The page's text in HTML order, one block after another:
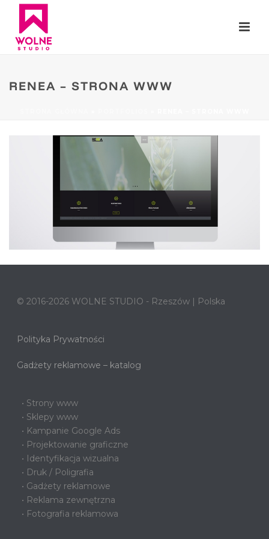
RENEA – STRONA WWW
© 2016-2026 WOLNE STUDIO - Rzeszów | Polska
Polityka Prywatności
Gadżety reklamowe – katalog
• Strony www
• Sklepy www
• Kampanie Google Ads
• Projektowanie graficzne
• Identyfikacja wizualna
• Druk / Poligrafia
• Gadżety reklamowe
• Reklama zewnętrzna
• Fotografia reklamowa